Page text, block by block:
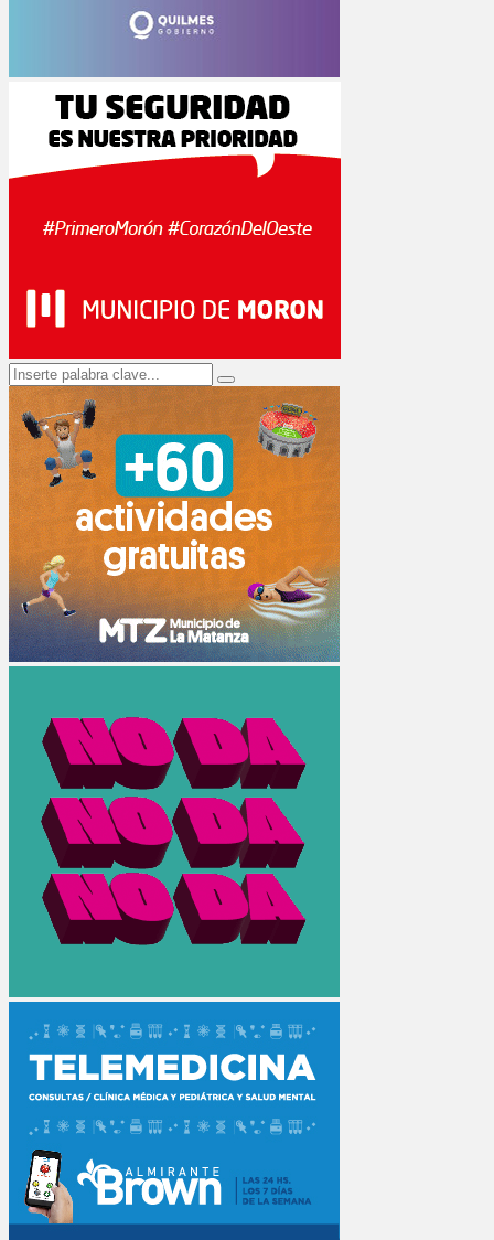
Search
for:
Search